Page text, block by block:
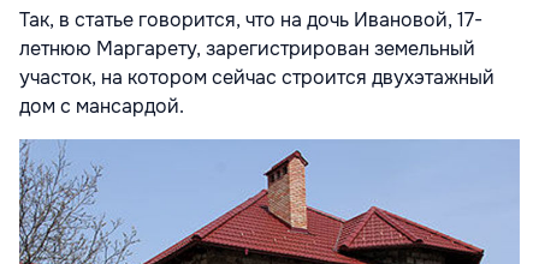
Так, в статье говорится, что на дочь Ивановой, 17-
летнюю Маргарету, зарегистрирован земельный
участок, на котором сейчас строится двухэтажный
дом с мансардой.